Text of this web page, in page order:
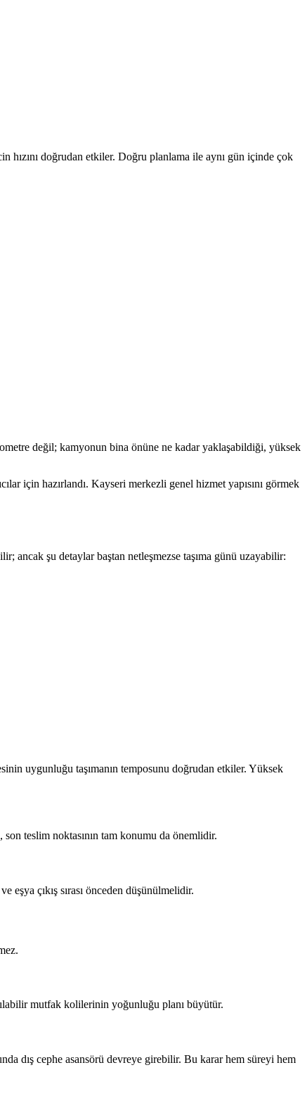
hızını doğrudan etkiler. Doğru planlama ile aynı gün içinde çok
değil; kamyonun bina önüne ne kadar yaklaşabildiği, yüksek
için hazırlandı. Kayseri merkezli genel hizmet yapısını görmek
ancak şu detaylar baştan netleşmezse taşıma günü uzayabilir:
uygunluğu taşımanın temposunu doğrudan etkiler. Yüksek
teslim noktasının tam konumu da önemlidir.
eşya çıkış sırası önceden düşünülmelidir.
mutfak kolilerinin yoğunluğu planı büyütür.
dış cephe asansörü devreye girebilir. Bu karar hem süreyi hem